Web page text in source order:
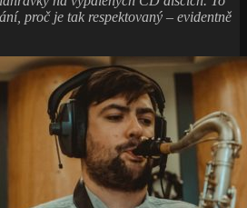
proč je tak respektovaný – evidentně